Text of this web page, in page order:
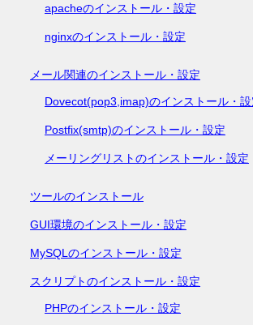
apacheのインストール・設定
nginxのインストール・設定
メール関連のインストール・設定
Dovecot(pop3,imap)のインストール・設
Postfix(smtp)のインストール・設定
メーリングリストのインストール・設定
ツールのインストール
GUI環境のインストール・設定
MySQLのインストール・設定
スクリプトのインストール・設定
PHPのインストール・設定